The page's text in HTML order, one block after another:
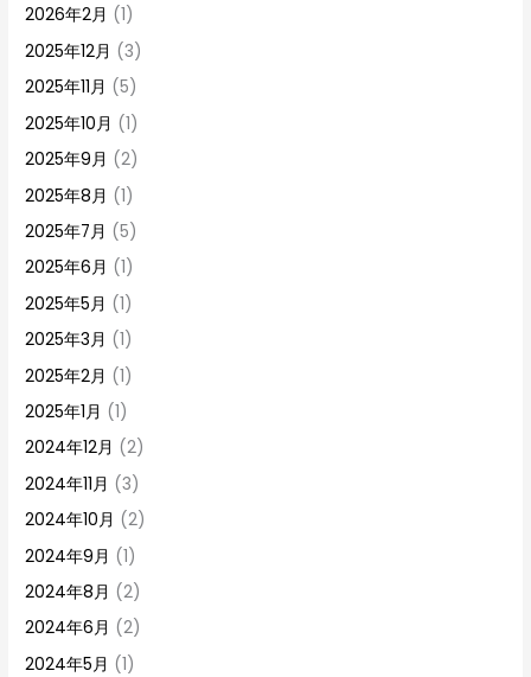
2026年2月 (1)
2025年12月 (3)
2025年11月 (5)
2025年10月 (1)
2025年9月 (2)
2025年8月 (1)
2025年7月 (5)
2025年6月 (1)
2025年5月 (1)
2025年3月 (1)
2025年2月 (1)
2025年1月 (1)
2024年12月 (2)
2024年11月 (3)
2024年10月 (2)
2024年9月 (1)
2024年8月 (2)
2024年6月 (2)
2024年5月 (1)